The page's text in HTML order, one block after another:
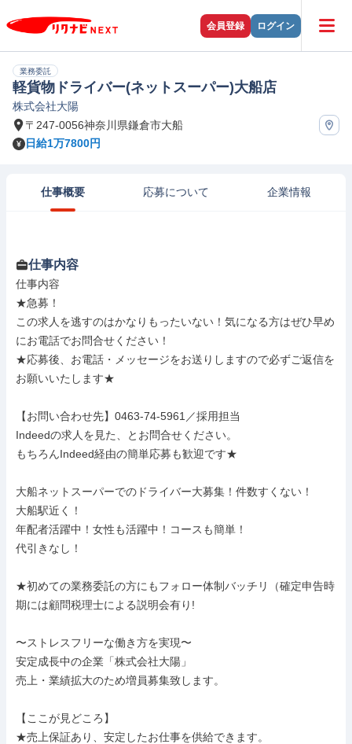
会員登録 ログイン
業務委託
軽貨物ドライバー(ネットスーパー)大船店
株式会社大陽
〒247-0056神奈川県鎌倉市大船
日給1万7800円
仕事概要 応募について 企業情報
仕事内容
仕事内容
★急募！
この求人を逃すのはかなりもったいない！気になる方はぜひ早め
にお電話でお問合せください！
★応募後、お電話・メッセージをお送りしますので必ずご返信を
お願いいたします★
【お問い合わせ先】0463-74-5961／採用担当
Indeedの求人を見た、とお問合せください。
もちろんIndeed経由の簡単応募も歓迎です★
大船ネットスーパーでのドライバー大募集！件数すくない！
大船駅近く！
年配者活躍中！女性も活躍中！コースも簡単！
代引きなし！
★初めての業務委託の方にもフォロー体制バッチリ（確定申告時
期には顧問税理士による説明会有り!
〜ストレスフリーな働き方を実現〜
安定成長中の企業「株式会社大陽」
売上・業績拡大のため増員募集致します。
【ここが見どころ】
★売上保証あり、安定したお仕事を供給できます。